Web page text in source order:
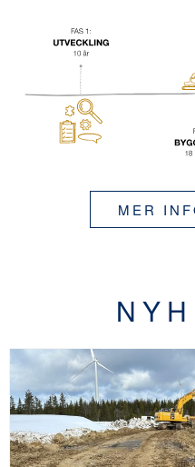
MER